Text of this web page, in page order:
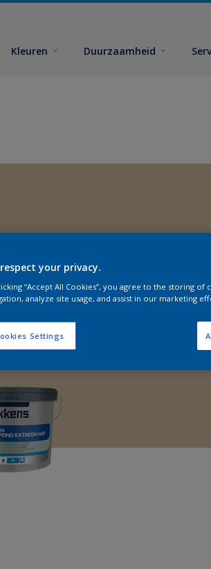
Kleuren Duurzaamheid
your privacy.
“Accept All Cookies”, you agree to the storing
analyze site usage, and assist in our marketing
Settings